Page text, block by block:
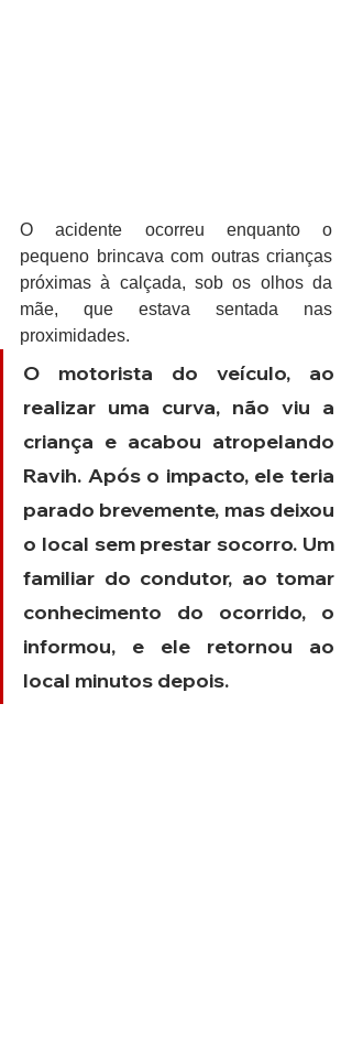
O acidente ocorreu enquanto o
pequeno brincava com outras crianças
próximas à calçada, sob os olhos da
mãe, que estava sentada nas
proximidades.
O motorista do veículo, ao
realizar uma curva, não viu a
criança e acabou atropelando
Ravih. Após o impacto, ele teria
parado brevemente, mas deixou
o local sem prestar socorro. Um
familiar do condutor, ao tomar
conhecimento do ocorrido, o
informou, e ele retornou ao
local minutos depois.